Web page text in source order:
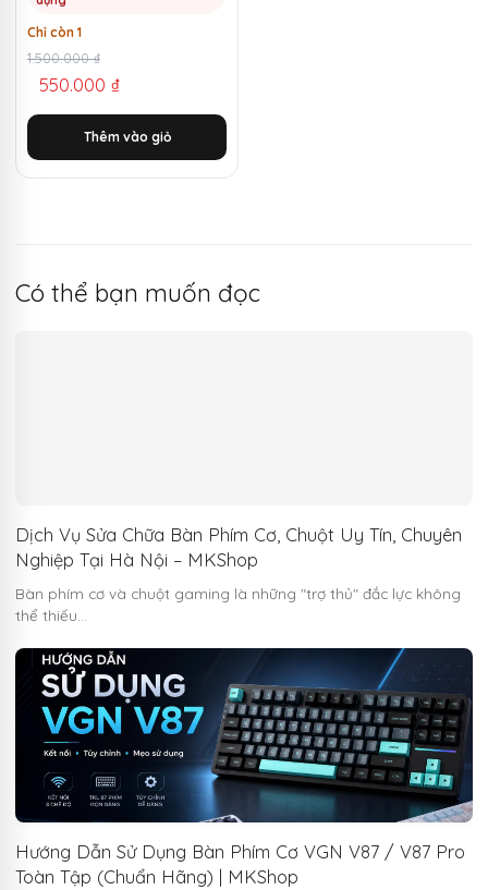
Chỉ còn 1
1.500.000₫
Giá
gốc
là:
1.500.000 ₫.
550.000 ₫
Giá
hiện
tại
là:
550.000 ₫.
Thêm vào giỏ
Có thể bạn muốn đọc
Dịch Vụ Sửa Chữa Bàn Phím Cơ, Chuột Uy Tín, Chuyên
Nghiệp Tại Hà Nội – MKShop
Bàn phím cơ và chuột gaming là những "trợ thủ" đắc lực không
thể thiếu…
Hướng Dẫn Sử Dụng Bàn Phím Cơ VGN V87 / V87 Pro
Toàn Tập (Chuẩn Hãng) | MKShop